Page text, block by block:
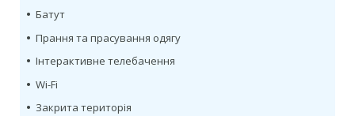
• Батут
• Прання та прасування одягу
• Інтерактивне телебачення
• Wi-Fi
• Закрита територія